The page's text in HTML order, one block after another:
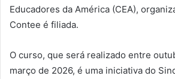
Educadores da América (CEA),
Contee é filiada.
O curso, que será realizado entre
março de 2026, é uma iniciativa do